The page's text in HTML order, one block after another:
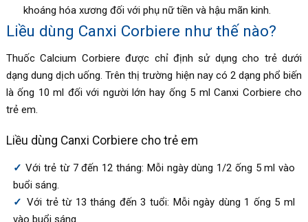
khoáng hóa xương đối với phụ nữ tiền và hậu mãn kinh.
Liều dùng Canxi Corbiere như thế nào?
Thuốc Calcium Corbiere được chỉ định sử dụng cho trẻ dưới
dạng dung dịch uống. Trên thị trường hiện nay có 2 dạng phổ biến
là ống 10 ml đối với người lớn hay ống 5 mlCanxi Corbiere cho
trẻ em.
Liều dùng Canxi Corbiere cho trẻ em
Với trẻ từ 7 đến 12 tháng: Mỗi ngày dùng 1/2 ống 5 ml vào
buổi sáng.
Với trẻ từ 13 tháng đến 3 tuổi: Mỗi ngày dùng 1 ống 5 ml
vào buổi sáng.